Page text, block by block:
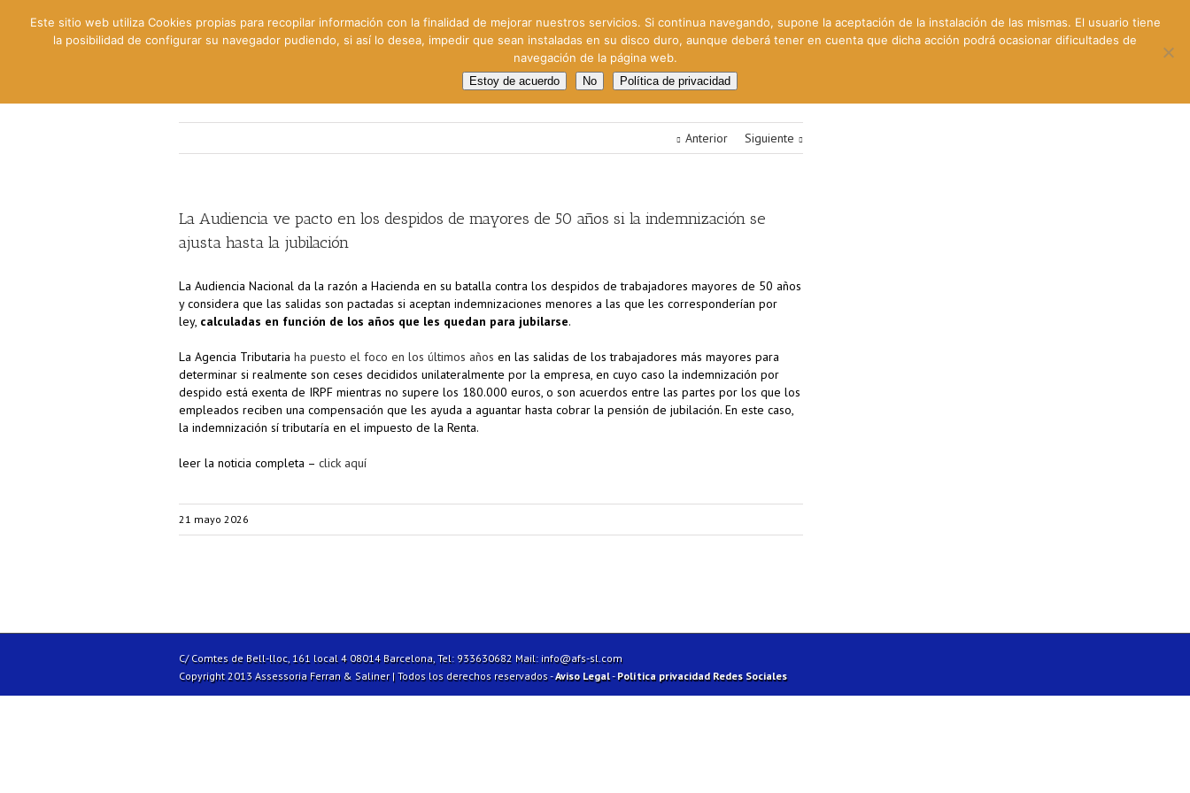
Gestión Cinematográfica Otros servicios
Anterior Siguiente
La Audiencia ve pacto en los despidos de mayores de 50 años si la indemnización se
ajusta hasta la jubilación
La Audiencia Nacional da la razón a Hacienda en su batalla contra los despidos de trabajadores mayores de 50 años
y considera que las salidas son pactadas si aceptan indemnizaciones menores a las que les corresponderían por
ley, calculadas en función de los años que les quedan para jubilarse.
La Agencia Tributaria ha puesto el foco en los últimos años en las salidas de los trabajadores más mayores para
determinar si realmente son ceses decididos unilateralmente por la empresa, en cuyo caso la indemnización por
despido está exenta de IRPF mientras no supere los 180.000 euros, o son acuerdos entre las partes por los que los
empleados reciben una compensación que les ayuda a aguantar hasta cobrar la pensión de jubilación. En este caso,
la indemnización sí tributaría en el impuesto de la Renta.
leer la noticia completa – click aquí
21 mayo 2026
C/ Comtes de Bell-lloc, 161 local 4 08014 Barcelona, Tel: 933630682 Mail: info@afs-sl.com
Copyright 2013 Assessoria Ferran & Saliner | Todos los derechos reservados -Aviso Legal-Política privacidad Redes Sociales
Este sitio web utiliza Cookies propias para recopilar información con la finalidad de mejorar nuestros servicios. Si continua navegando, supone la aceptación de la instalación de las mismas. El usuario tiene
la posibilidad de configurar su navegador pudiendo, si así lo desea, impedir que sean instaladas en su disco duro, aunque deberá tener en cuenta que dicha acción podrá ocasionar dificultades de
navegación de la página web.
Estoy de acuerdo No Política de privacidad